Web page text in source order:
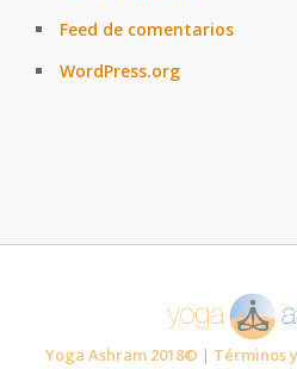
Feed de comentarios
WordPress.org
Yoga Ashram 2018© | Términos